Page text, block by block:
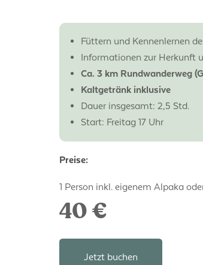
Füttern und Kennenlernen
Informationen zur Herkunft
Ca. 3 km Rundwanderweg
Kaltgetränk inklusive
Dauer insgesamt: 2,5 Std.
Start: Freitag 17 Uhr
Preise:
1 Person inkl. eigenem Alpaka
40 €
Jetzt buchen